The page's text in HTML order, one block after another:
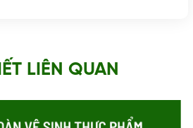
LIÊN QUAN